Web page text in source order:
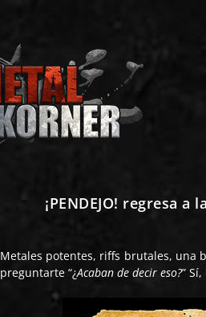
¡PENDEJO! regresa
Metales potentes, riffs brutales, una
preguntarte “¿Acaban de decir eso?”